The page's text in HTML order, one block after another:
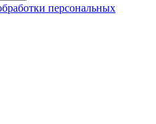
персональных